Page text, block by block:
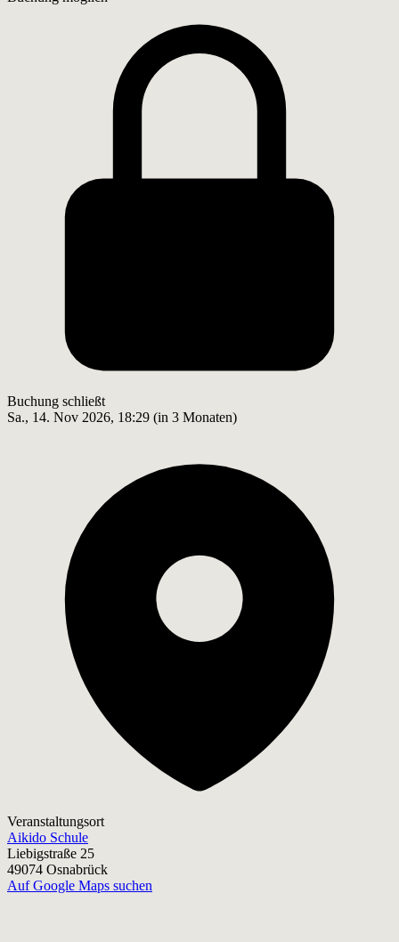
Buchung schließt
Sa., 14. Nov 2026, 18:29 (in 3 Monaten)
Veranstaltungsort
Aikido Schule
Liebigstraße 25
49074 Osnabrück
Auf Google Maps suchen